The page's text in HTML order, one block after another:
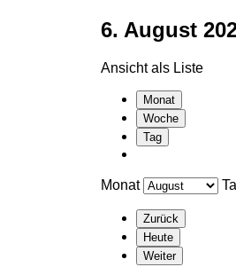
6. August
Ansicht als Liste
Monat
Woche
Tag
Monat
Zurück
Heute
Weiter